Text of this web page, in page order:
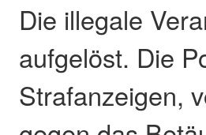
Die illegale
aufgelöst. Die
Strafanzeigen,